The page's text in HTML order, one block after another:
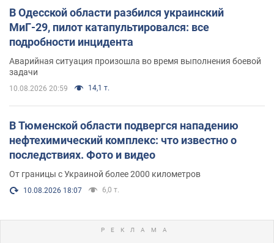
В Одесской области разбился украинский
МиГ-29, пилот катапультировался: все
подробности инцидента
Аварийная ситуация произошла во время выполнения боевой
задачи
10.08.2026 20:59 14,1 т.
В Тюменской области подвергся нападению
нефтехимический комплекс: что известно о
последствиях. Фото и видео
От границы с Украиной более 2000 километров
10.08.2026 18:07 6,0 т.